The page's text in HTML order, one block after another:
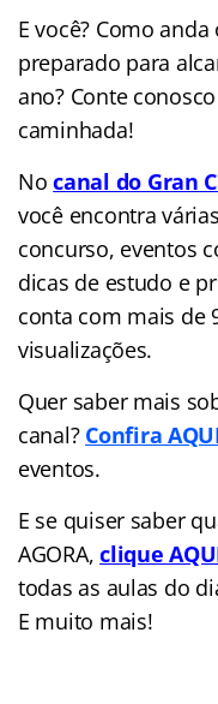
E você? Como
preparado para
ano? Conte
caminhada!
Nocanal do Gran
você encontra
concurso, eventos
dicas de estudo e
conta com mais de
visualizações.
Quer saber mais
canal? Confira
eventos.
E se quiser saber
AGORA,clique
todas as aulas do
E muito mais!